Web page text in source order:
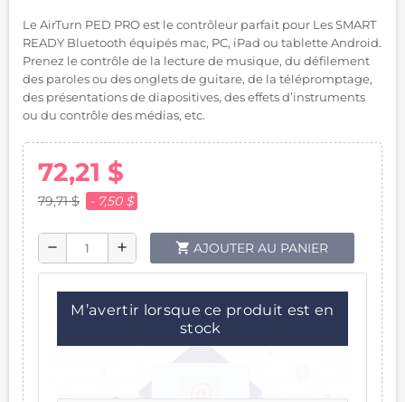
Le AirTurn PED PRO est le contrôleur parfait pour Les SMART
READY Bluetooth équipés mac, PC, iPad ou tablette Android.
Prenez le contrôle de la lecture de musique, du défilement
des paroles ou des onglets de guitare, de la télépromptage,
des présentations de diapositives, des effets d’instruments
ou du contrôle des médias, etc.
72,21 $
79,71 $ - 7,50 $
remove add shopping_cart AJOUTER AU PANIER
M’avertir lorsque ce produit est en
stock